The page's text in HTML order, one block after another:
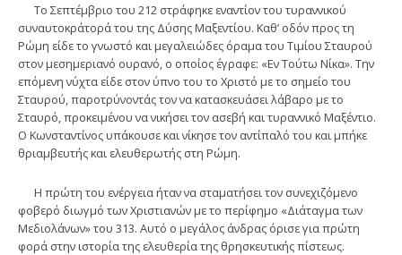
Το Σεπτέμβριο του 212 στράφηκε εναντίον του τυραννικού
συναυτοκράτορά του της Δύσης Μαξεντίου. Καθ’ οδόν προς τη
Ρώμη είδε το γνωστό και μεγαλειώδες όραμα του Τιμίου Σταυρού
στον μεσημεριανό ουρανό, ο οποίος έγραφε: «Εν Τούτω Νίκα». Την
επόμενη νύχτα είδε στον ύπνο του το Χριστό με το σημείο του
Σταυρού, παροτρύνοντάς τον να κατασκευάσει λάβαρο με το
Σταυρό, προκειμένου να νικήσει τον ασεβή και τυραννικό Μαξέντιο.
Ο Κωνσταντίνος υπάκουσε και νίκησε τον αντίπαλό του και μπήκε
θριαμβευτής και ελευθερωτής στη Ρώμη.
Η πρώτη του ενέργεια ήταν να σταματήσει τον συνεχιζόμενο
φοβερό διωγμό των Χριστιανών με το περίφημο «Διάταγμα των
Μεδιολάνων» του 313. Αυτό ο μεγάλος άνδρας όρισε για πρώτη
φορά στην ιστορία της ελευθερία της θρησκευτικής πίστεως.